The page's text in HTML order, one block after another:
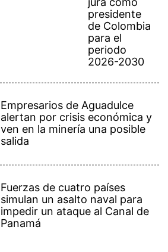
presidente
de Colombia
para el
periodo
2026-2030
Empresarios de Aguadulce
alertan por crisis económica y
ven en la minería una posible
salida
Fuerzas de cuatro países
simulan un asalto naval para
impedir un ataque al Canal de
Panamá